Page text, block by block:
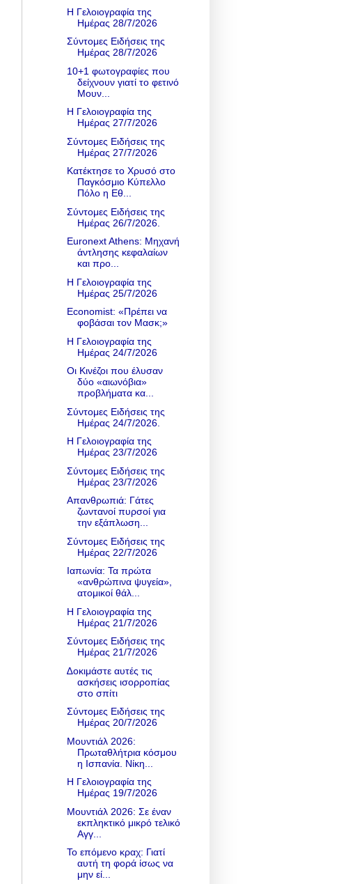
Η Γελοιογραφία της
Ημέρας 28/7/2026
Σύντομες Ειδήσεις της
Ημέρας 28/7/2026
10+1 φωτογραφίες που
δείχνουν γιατί το φετινό
Μουν...
Η Γελοιογραφία της
Ημέρας 27/7/2026
Σύντομες Ειδήσεις της
Ημέρας 27/7/2026
Κατέκτησε το Χρυσό στο
Παγκόσμιο Κύπελλο
Πόλο η Εθ...
Σύντομες Ειδήσεις της
Ημέρας 26/7/2026.
Euronext Athens: Μηχανή
άντλησης κεφαλαίων
και προ...
Η Γελοιογραφία της
Ημέρας 25/7/2026
Economist: «Πρέπει να
φοβάσαι τον Μασκ;»
Η Γελοιογραφία της
Ημέρας 24/7/2026
Οι Κινέζοι που έλυσαν
δύο «αιωνόβια»
προβλήματα κα...
Σύντομες Ειδήσεις της
Ημέρας 24/7/2026.
Η Γελοιογραφία της
Ημέρας 23/7/2026
Σύντομες Ειδήσεις της
Ημέρας 23/7/2026
Απανθρωπιά: Γάτες
ζωντανοί πυρσοί για
την εξάπλωση...
Σύντομες Ειδήσεις της
Ημέρας 22/7/2026
Ιαπωνία: Τα πρώτα
«ανθρώπινα ψυγεία»,
ατομικοί θάλ...
Η Γελοιογραφία της
Ημέρας 21/7/2026
Σύντομες Ειδήσεις της
Ημέρας 21/7/2026
∆οκιμάστε αυτές τις
ασκήσεις ισορροπίας
στο σπίτι
Σύντομες Ειδήσεις της
Ημέρας 20/7/2026
Μουντιάλ 2026:
Πρωταθλήτρια κόσμου
η Ισπανία. Νίκη...
Η Γελοιογραφία της
Ημέρας 19/7/2026
Μουντιάλ 2026: Σε έναν
εκπληκτικό μικρό τελικό
Αγγ...
To επόμενο κραχ: Γιατί
αυτή τη φορά ίσως να
μην εί...